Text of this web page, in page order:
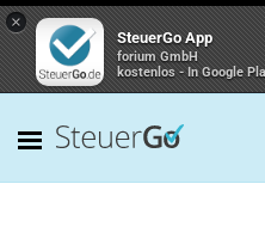
×
SteuerGo App
forium GmbH
kostenlos - In Google